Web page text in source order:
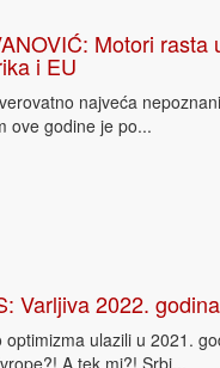
Motori rasta
i EU
najveća
ove godine je po...
Varljiva 2022.
ulazili u 2021.
A tek mi?! Srbi...